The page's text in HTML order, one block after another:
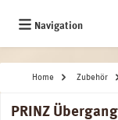
Navigation
Home Zubehör
PRINZ